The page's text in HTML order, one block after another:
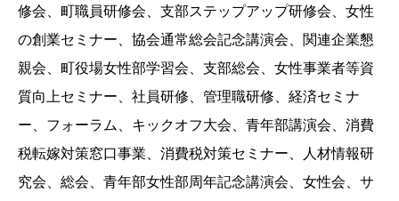
修会、町職員研修会、支部ステップアップ研修会、女性
の創業セミナー、協会通常総会記念講演会、関連企業懇
親会、町役場女性部学習会、支部総会、女性事業者等資
質向上セミナー、社員研修、管理職研修、経済セミナ
ー、フォーラム、キックオフ大会、青年部講演会、消費
税転嫁対策窓口事業、消費税対策セミナー、人材情報研
究会、総会、青年部女性部周年記念講演会、女性会、サ